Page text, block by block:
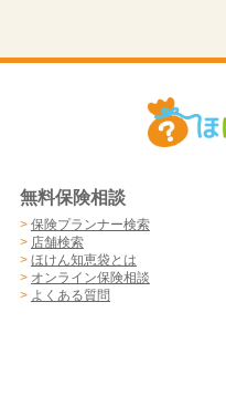
無料保険相談
> 保険プランナー検索
> 店舗検索
> ほけん知恵袋とは
> オンライン保険相談
> よくある質問